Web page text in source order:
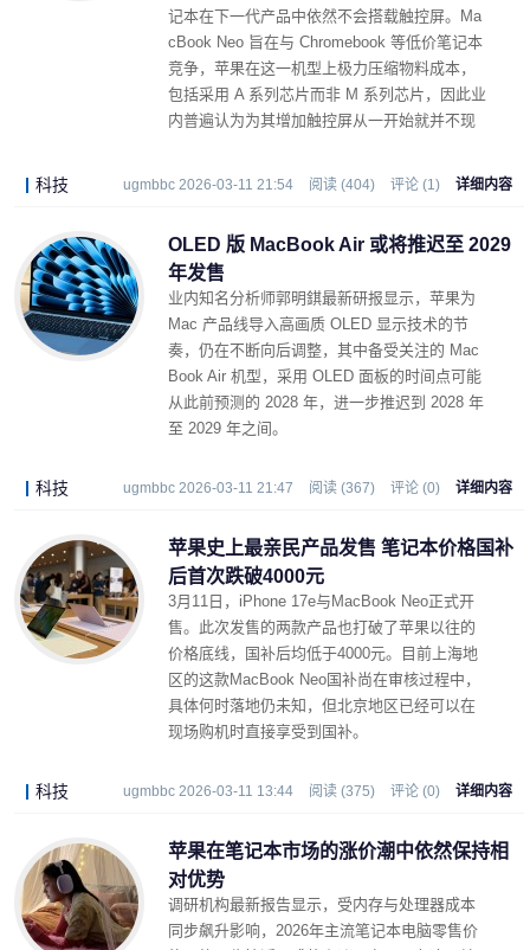
记本在下一代产品中依然不会搭载触控屏。Ma
cBook Neo 旨在与 Chromebook 等低价笔记本
竞争，苹果在这一机型上极力压缩物料成本，
包括采用 A 系列芯片而非 M 系列芯片，因此业
内普遍认为为其增加触控屏从一开始就并不现
科技 ugmbbc 2026-03-11 21:54 阅读 (404) 评论 (1) 详细内容
OLED 版 MacBook Air 或将推迟至 2029
年发售
业内知名分析师郭明錤最新研报显示，苹果为
Mac 产品线导入高画质 OLED 显示技术的节
奏，仍在不断向后调整，其中备受关注的 Mac
Book Air 机型，采用 OLED 面板的时间点可能
从此前预测的 2028 年，进一步推迟到 2028 年
至 2029 年之间。
科技 ugmbbc 2026-03-11 21:47 阅读 (367) 评论 (0) 详细内容
苹果史上最亲民产品发售 笔记本价格国补
后首次跌破4000元
3月11日，iPhone 17e与MacBook Neo正式开
售。此次发售的两款产品也打破了苹果以往的
价格底线，国补后均低于4000元。目前上海地
区的这款MacBook Neo国补尚在审核过程中，
具体何时落地仍未知，但北京地区已经可以在
现场购机时直接享受到国补。
科技 ugmbbc 2026-03-11 13:44 阅读 (375) 评论 (0) 详细内容
苹果在笔记本市场的涨价潮中依然保持相
对优势
调研机构最新报告显示，受内存与处理器成本
同步飙升影响，2026年主流笔记本电脑零售价